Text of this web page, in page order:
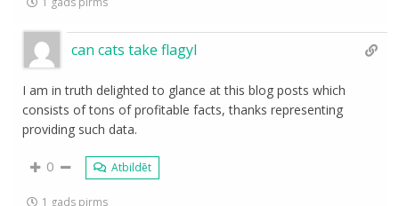
can cats take flagyl
I am in truth delighted to glance at this blog posts which
consists of tons of profitable facts, thanks representing
providing such data.
0 Atbildēt
1 gads pirms